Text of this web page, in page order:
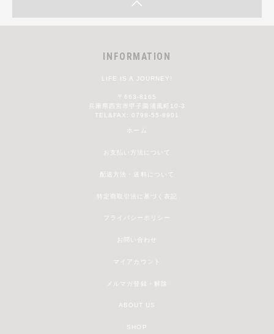
INFORMATION
LIFE IS A JOURNEY!
〒663-8165
兵庫県西宮市甲子園浦風町10-3
TEL&FAX: 0798-55-8901
ホーム
お支払い方法について
配送方法・送料について
特定商取引法に基づく表記
プライバシーポリシー
お問い合わせ
マイアカウント
メルマガ登録・解除
ABOUT US
SHOP